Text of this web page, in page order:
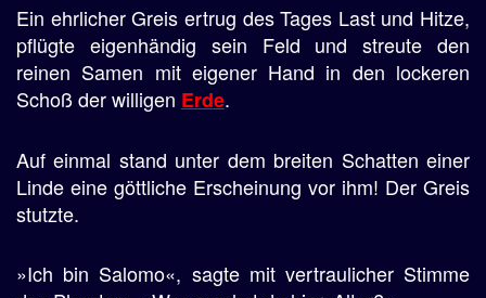
e
n
Ein ehrlicher Greis ertrug des Tages Last und Hitze,
pflügte eigenhändig sein Feld und streute den
reinen Samen mit eigener Hand in den lockeren
Schoß der willigen Erde.
Auf einmal stand unter dem breiten Schatten einer
Linde eine göttliche Erscheinung vor ihm! Der Greis
stutzte.
»Ich bin Salomo«, sagte mit vertraulicher Stimme